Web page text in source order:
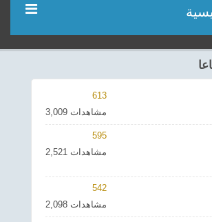
613
3,009 مشاهدات
595
2,521 مشاهدات
542
2,098 مشاهدات